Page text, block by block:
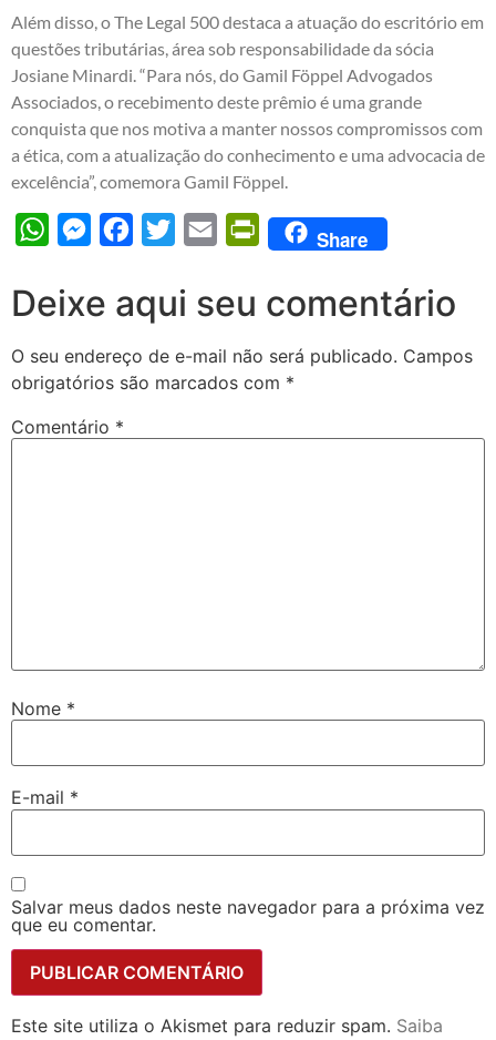
Além disso, o The Legal 500 destaca a atuação do escritório em
questões tributárias, área sob responsabilidade da sócia
Josiane Minardi. “Para nós, do Gamil Föppel Advogados
Associados, o recebimento deste prêmio é uma grande
conquista que nos motiva a manter nossos compromissos com
a ética, com a atualização do conhecimento e uma advocacia de
excelência”, comemora Gamil Föppel.
WhatsAppMessengerFacebook
Twitter Email PrintFriendly
Share
Deixe aqui seu comentário
O seu endereço de e-mail não será publicado. Campos
obrigatórios são marcados com *
Comentário *
Nome *
E-mail *
Salvar meus dados neste navegador para a próxima vez
que eu comentar.
Este site utiliza o Akismet para reduzir spam. Saiba